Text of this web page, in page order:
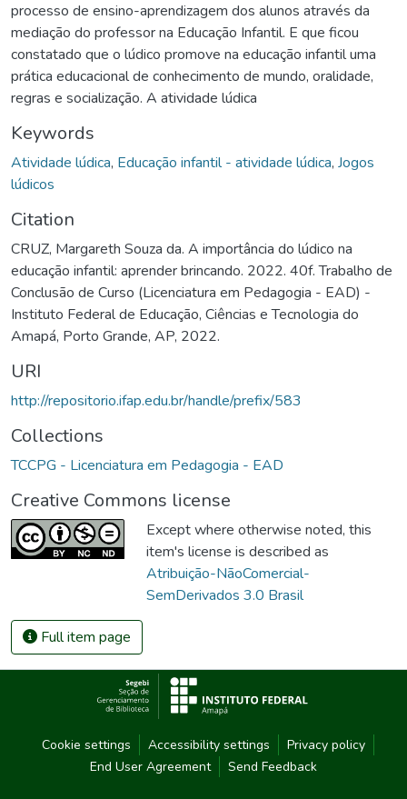
processo de ensino-aprendizagem dos alunos através da
mediação do professor na Educação Infantil. E que ficou
constatado que o lúdico promove na educação infantil uma
prática educacional de conhecimento de mundo, oralidade,
regras e socialização. A atividade lúdica
Keywords
Atividade lúdica, Educação infantil - atividade lúdica, Jogos
lúdicos
Citation
CRUZ, Margareth Souza da. A importância do lúdico na
educação infantil: aprender brincando. 2022. 40f. Trabalho de
Conclusão de Curso (Licenciatura em Pedagogia - EAD) -
Instituto Federal de Educação, Ciências e Tecnologia do
Amapá, Porto Grande, AP, 2022.
URI
http://repositorio.ifap.edu.br/handle/prefix/583
Collections
TCCPG - Licenciatura em Pedagogia - EAD
Creative Commons license
Except where otherwise noted, this
item's license is described as
Atribuição-NãoComercial-
SemDerivados 3.0 Brasil
Full item page
Cookie settings Accessibility settings
Privacy policy
End User Agreement
Send Feedback